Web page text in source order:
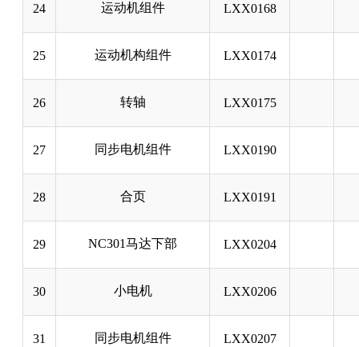
24 运动机组件 LXX0168
25 运动机构组件 LXX0174
26 转轴 LXX0175
27 同步电机组件 LXX0190
28 合页 LXX0191
29 NC301马达下部 LXX0204
30 小电机 LXX0206
31 同步电机组件 LXX0207